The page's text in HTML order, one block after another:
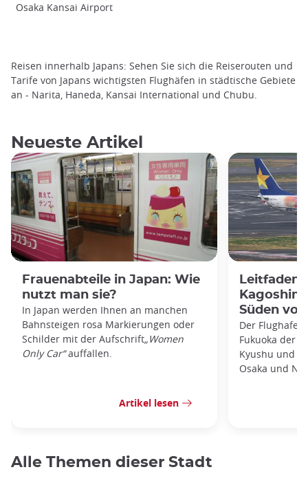
Osaka Kansai Airport
Reisen innerhalb Japans: Sehen Sie sich die Reiserouten und
Tarife von Japans wichtigsten Flughäfen in städtische Gebiete
an - Narita, Haneda, Kansai International und Chubu.
Neueste Artikel
Frauenabteile in Japan: Wie
nutzt man sie?
In Japan werden Ihnen an manchen
Bahnsteigen rosa Markierungen oder
Schilder mit der Aufschrift„Women
Only Car“auffallen.
Artikel lesen
Leitfaden
Süden
Der Flughafen
Fukuoka der
Kyushu und
Osaka und
Alle Themen dieser Stadt